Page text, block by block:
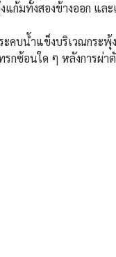
ก้มทั้งสองข้างออก แล
บน้ำแข็งบริเวณกระพุ้
กซ้อนใด ๆ หลังการผ่า